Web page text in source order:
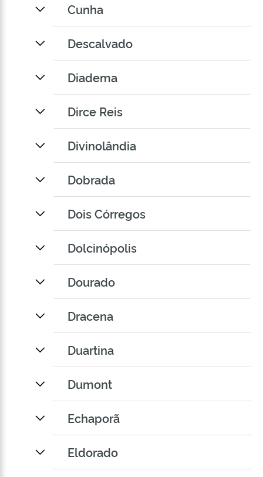
Cunha
Descalvado
Diadema
Dirce Reis
Divinolândia
Dobrada
Dois Córregos
Dolcinópolis
Dourado
Dracena
Duartina
Dumont
Echaporã
Eldorado